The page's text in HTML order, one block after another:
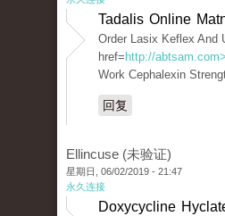
Tadalis Online
Order Lasix Keflex And
href= http://
Work Cephalexin
回复
Ellincuse (未验证)
星期日, 06/02/2019 - 21:47
永久连接
Doxycycline